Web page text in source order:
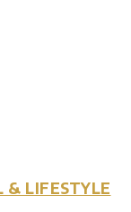
& LIFESTYLE